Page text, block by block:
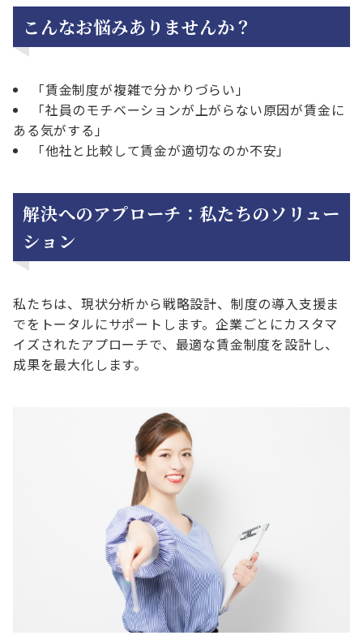
こんなお悩みありませんか？
「賃金制度が複雑で分かりづらい」
「社員のモチベーションが上がらない原因が賃金に
ある気がする」
「他社と比較して賃金が適切なのか不安」
解決へのアプローチ：私たちのソリュー
ション
私たちは、現状分析から戦略設計、制度の導入支援ま
でをトータルにサポートします。企業ごとにカスタマ
イズされたアプローチで、最適な賃金制度を設計し、
成果を最大化します。